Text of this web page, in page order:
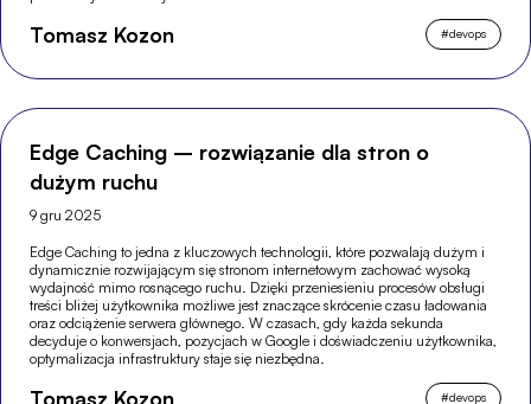
Tomasz Kozon #devops
Edge Caching – rozwiązanie dla stron o
dużym ruchu
9 gru 2025
Edge Caching to jedna z kluczowych technologii, które pozwalają dużym i
dynamicznie rozwijającym się stronom internetowym zachować wysoką
wydajność mimo rosnącego ruchu. Dzięki przeniesieniu procesów obsługi
treści bliżej użytkownika możliwe jest znaczące skrócenie czasu ładowania
oraz odciążenie serwera głównego. W czasach, gdy każda sekunda
decyduje o konwersjach, pozycjach w Google i doświadczeniu użytkownika,
optymalizacja infrastruktury staje się niezbędna.
Tomasz Kozon #devops